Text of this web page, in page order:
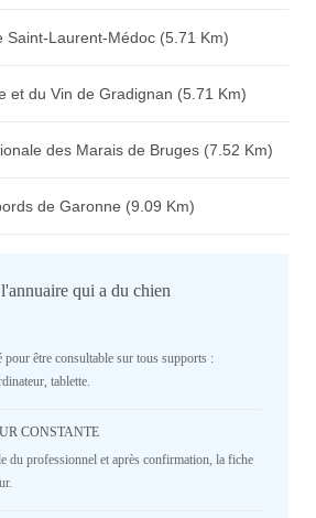
Saint-Laurent-Médoc (5.71 Km)
et du Vin de Gradignan (5.71 Km)
des Marais de Bruges (7.52 Km)
de Garonne (9.09 Km)
qui a du chien
pour être consultable sur tous supports :
tablette.
CONSTANTE
du professionnel et après confirmation, la fiche